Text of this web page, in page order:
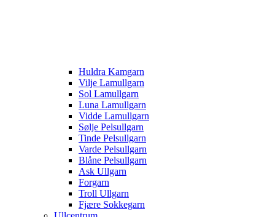
Huldra Kamgarn
Vilje Lamullgarn
Sol Lamullgarn
Luna Lamullgarn
Vidde Lamullgarn
Sølje Pelsullgarn
Tinde Pelsullgarn
Varde Pelsullgarn
Blåne Pelsullgarn
Ask Ullgarn
Forgarn
Troll Ullgarn
Fjære Sokkegarn